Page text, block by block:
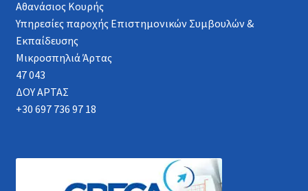
Αθανάσιος Κουρής
Υπηρεσίες παροχής Επιστημονικών Συμβουλών &
Εκπαίδευσης
Μικροσπηλιά Άρτας
47 043
ΔΟΥ ΑΡΤΑΣ
+30 697 736 97 18